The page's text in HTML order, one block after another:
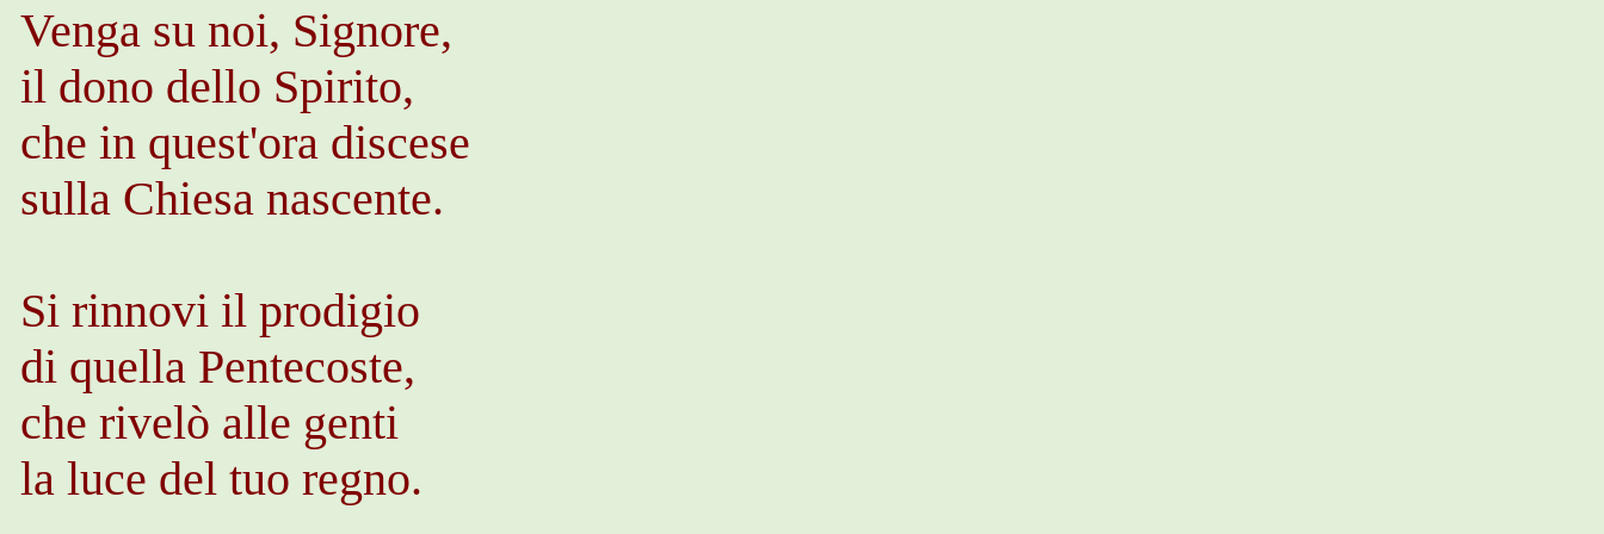
Venga su noi, Signore,
il dono dello Spirito,
che in quest'ora discese
sulla Chiesa nascente.
Si rinnovi il prodigio
di quella Pentecoste,
che rivelò alle genti
la luce del tuo regno.